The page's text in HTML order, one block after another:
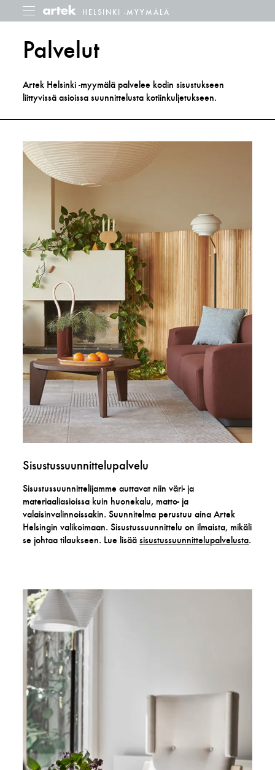
PiilotaHelsinki
myymälä
HELSINKI -MYYMÄLÄ
Palvelut
Artek Helsinki -myymälä palvelee kodin sisustukseen
liittyvissä asioissa suunnittelusta kotiinkuljetukseen.
Sisustussuunnittelupalvelu
Sisustussuunnittelijamme auttavat niin väri- ja
materiaaliasioissa kuin huonekalu, matto- ja
valaisinvalinnoissakin. Suunnitelma perustuu aina Artek
Helsingin valikoimaan. Sisustussuunnittelu on ilmaista, mikäli
se johtaa tilaukseen. Lue lisääsisustussuunnittelupalvelusta.